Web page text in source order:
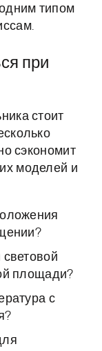
типом
при
стоит
сэкономит
моделей и
площади?
с